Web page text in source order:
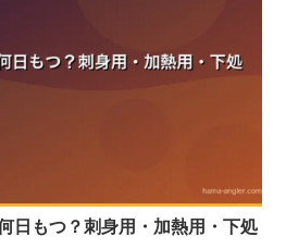
日もつ？刺身用・加熱用・下処